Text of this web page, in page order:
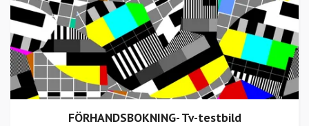
FÖRHANDSBOKNING- Tv-testbild